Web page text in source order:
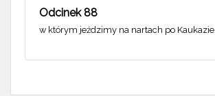
Odcinek 88
w którym jeździmy na nartach po Kaukazie.